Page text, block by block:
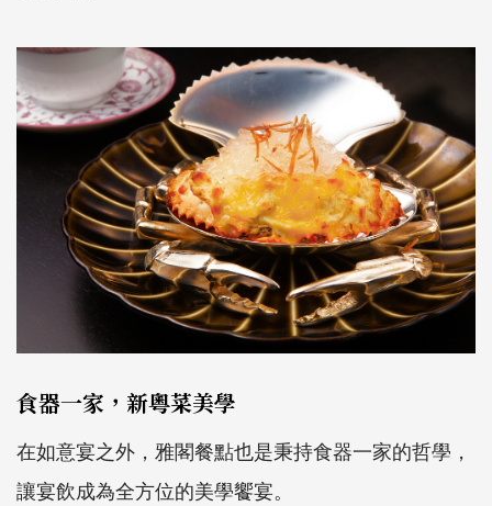
食器一家，新粵菜美學
在如意宴之外，雅閣餐點也是秉持食器一家的哲學，
讓宴飲成為全方位的美學饗宴。